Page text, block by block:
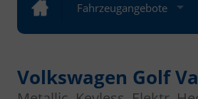
Fahrzeugangebote
Volkswagen Golf